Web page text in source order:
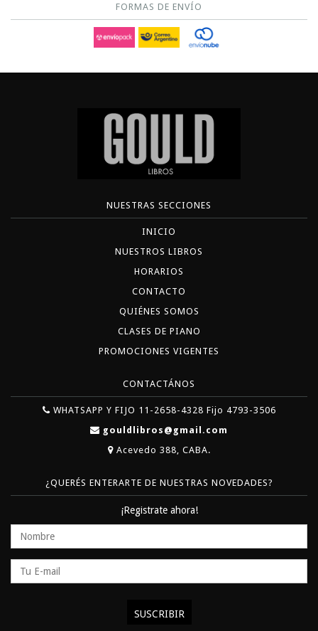
FORMAS DE ENVÍO
NUESTRAS SECCIONES
INICIO
NUESTROS LIBROS
HORARIOS
CONTACTO
QUIÉNES SOMOS
CLASES DE PIANO
PROMOCIONES VIGENTES
CONTACTÁNOS
WHATSAPP Y FIJO 11-2658-4328 Fijo 4793-3506
gouldlibros@gmail.com
Acevedo 388, CABA.
¿QUERÉS ENTERARTE DE NUESTRAS NOVEDADES?
¡Registrate ahora!